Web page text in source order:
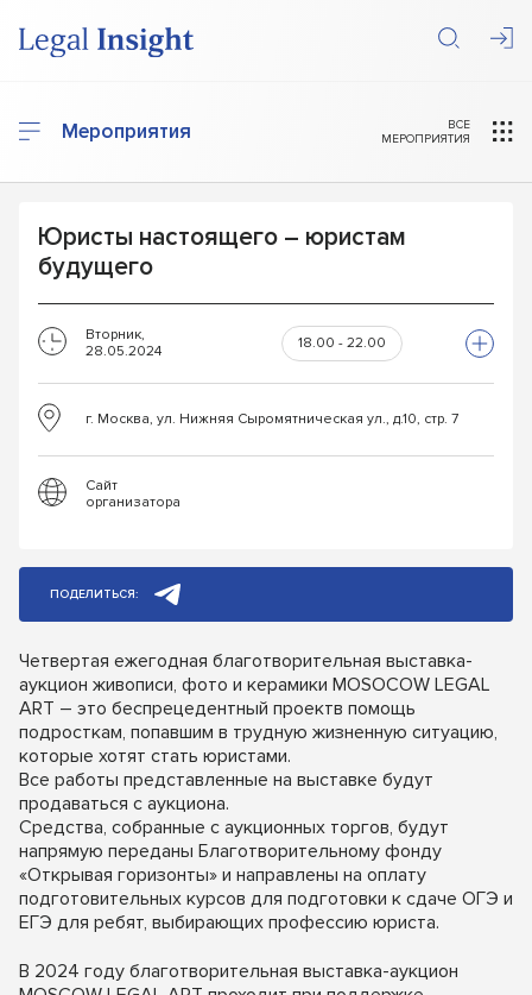
Мероприятия
ВСЕ
МЕРОПРИЯТИЯ
Юристы настоящего – юристам
будущего
Вторник,
28.05.2024
18.00 - 22.00
г. Москва, ул. Нижняя Сыромятническая ул., д.10, стр. 7
Сайт
организатора
ПОДЕЛИТЬСЯ:
Четвертая ежегодная благотворительная выставка-
аукцион живописи, фото и керамики MOSOCOW LEGAL
ART – это беспрецедентный проектв помощь
подросткам, попавшим в трудную жизненную ситуацию,
которые хотят стать юристами.
Все работы представленные на выставке будут
продаваться с аукциона.
Средства, собранные с аукционных торгов, будут
напрямую переданы Благотворительному фонду
«Открывая горизонты» и направлены на оплату
подготовительных курсов для подготовки к сдаче ОГЭ и
ЕГЭ для ребят, выбирающих профессию юриста.
В 2024 году благотворительная выставка-аукцион